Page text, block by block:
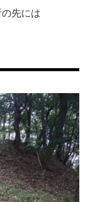
先には